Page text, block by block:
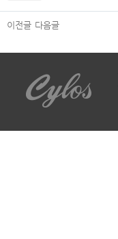
이전글 다음글